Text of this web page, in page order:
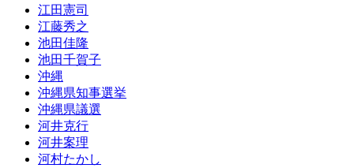
江田憲司
江藤秀之
池田佳隆
池田千賀子
沖縄
沖縄県知事選挙
沖縄県議選
河井克行
河井案理
河村たかし